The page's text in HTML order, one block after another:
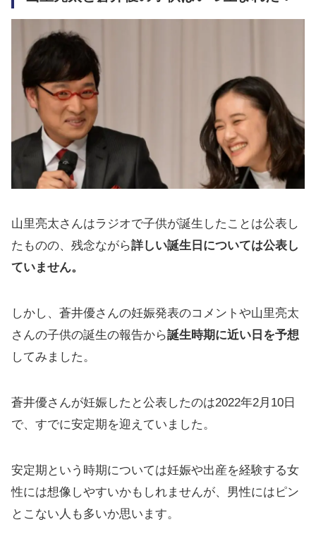
山里亮太さんはラジオで子供が誕生したことは公表し
たものの、残念ながら詳しい誕生日については公表し
ていません。
しかし、蒼井優さんの妊娠発表のコメントや山里亮太
さんの子供の誕生の報告から誕生時期に近い日を予想
してみました。
蒼井優さんが妊娠したと公表したのは2022年2月10日
で、すでに安定期を迎えていました。
安定期という時期については妊娠や出産を経験する女
性には想像しやすいかもしれませんが、男性にはピン
とこない人も多いか思います。